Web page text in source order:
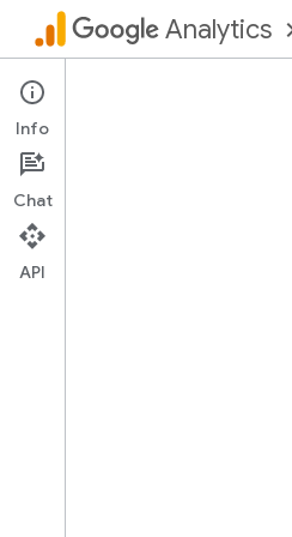
Analytics
Admin API
Ringkasan
Info
Chat
API